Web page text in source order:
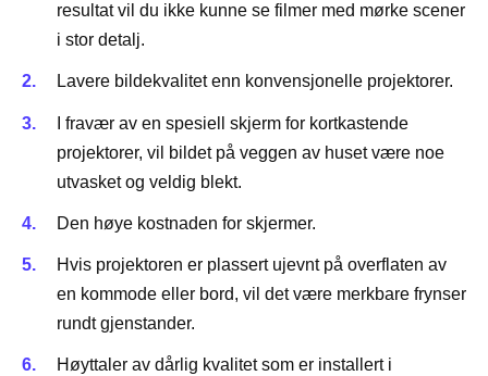
resultat vil du ikke kunne se filmer med mørke scener
i stor detalj.
Lavere bildekvalitet enn konvensjonelle projektorer.
I fravær av en spesiell skjerm for kortkastende
projektorer, vil bildet på veggen av huset være noe
utvasket og veldig blekt.
Den høye kostnaden for skjermer.
Hvis projektoren er plassert ujevnt på overflaten av
en kommode eller bord, vil det være merkbare frynser
rundt gjenstander.
Høyttaler av dårlig kvalitet som er installert i